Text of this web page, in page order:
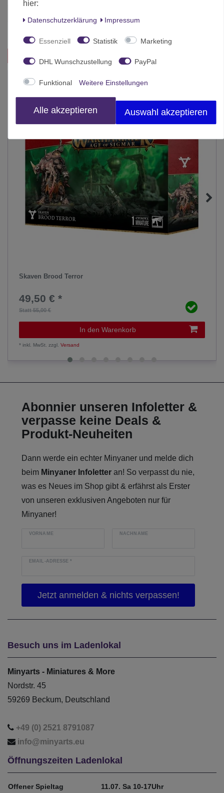
Das passt zu diesem Produkt:
-10%
Skaven Brood Terror
Statt 55,00 €
49,50 € *
In den Warenkorb
*inkl. MwSt. zzgl.Versand
Abonnier unseren Infoletter &
verpasse keine Deals &
Produkt-Neuheiten
Dann werde ein echter Minyaner und melde dich
beim Minyaner Infoletter an! So verpasst du nie,
was es Neues im Shop gibt & erfährst als Erster
von unseren exklusiven Angeboten nur für
Minyaner!
VORNAME NACHNAME
EMAIL-ADRESSE*
Besuch uns im Ladenlokal
Minyarts - Miniatures & More
Nordstr. 45
59269 Beckum, Deutschland
+49 (0) 2521 8791087
info@minyarts.eu
Öffnungszeiten Ladenlokal
Offener Spieltag
11.07. Sa 10-17Uhr
hier:
Daten­schutz­erklärung Impressum
Essenziell Statistik Marketing
DHL Wunschzustellung PayPal
Funktional Weitere Einstellungen
Alle akzeptieren Auswahl akzeptieren